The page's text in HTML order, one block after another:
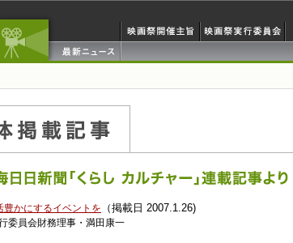
豊かにするイベントを （掲載日 2007.1.26)
委員会財務理事・満田康一